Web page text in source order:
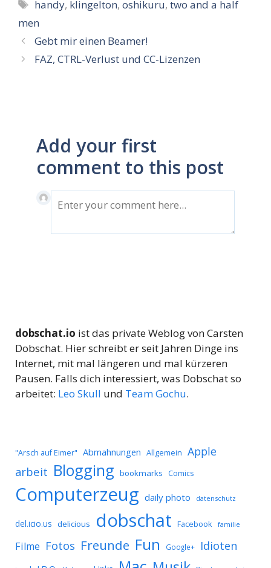
handy, klingelton,oshikuru,two and a half
men
Gebt mir einen Beamer!
FAZ, CTRL-Verlust und CC-Lizenzen
Add your first
comment to this post
dobschat.io ist das private Weblog von Carsten
Dobschat. Hier schreibt er seit Jahren Dinge ins
Internet, mit mal längeren und mal kürzeren
Pausen. Falls dich interessiert, was Dobschat so
arbeitet: Leo Skull und Team Gochu.
"Arsch auf Eimer" Abmahnungen Allgemein Apple
arbeit Blogging bookmarks Comics
Computerzeug daily photo datenschutz
del.icio.us delicious dobschat Facebook familie
Filme Fotos Freunde Fun Google+ Idioten